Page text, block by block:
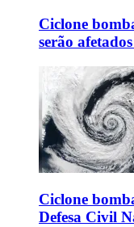
Ciclone
serão
Ciclone
Defesa Civil